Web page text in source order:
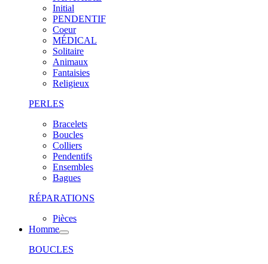
Initial
PENDENTIF
Coeur
MÉDICAL
Solitaire
Animaux
Fantaisies
Religieux
PERLES
Bracelets
Boucles
Colliers
Pendentifs
Ensembles
Bagues
RÉPARATIONS
Pièces
Homme
BOUCLES